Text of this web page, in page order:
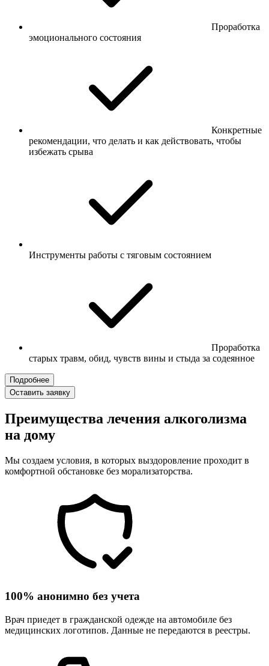
Проработка
эмоционального состояния
Конкретные
рекомендации, что делать и как действовать, чтобы
избежать срыва
Инструменты работы с тяговым состоянием
Проработка
старых травм, обид, чувств вины и стыда за содеянное
Подробнее
Оставить заявку
Преимущества лечения алкоголизма
на дому
Мы создаем условия, в которых выздоровление проходит в
комфортной обстановке без морализаторства.
100% анонимно без учета
Врач приедет в гражданской одежде на автомобиле без
медицинских логотипов. Данные не передаются в реестры.